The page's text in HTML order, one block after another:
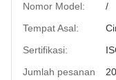
Nomor Model:
/
Tempat Asal:
Sertifikasi:
Jumlah pesanan